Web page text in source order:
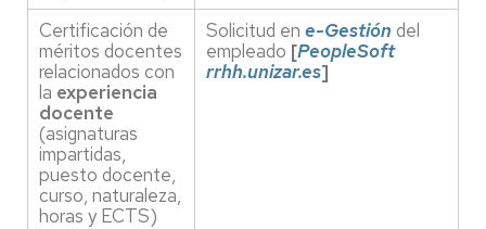
Certificación de
méritos docentes
relacionados con
la experiencia
docente
(asignaturas
impartidas,
puesto docente,
curso, naturaleza,
horas y ECTS)
Solicitud en e-Gestión del
empleado [PeopleSoft
rrhh.unizar.es]